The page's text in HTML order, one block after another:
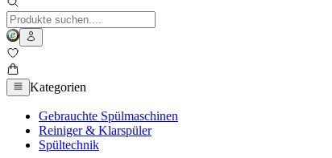
Kategorien
Gebrauchte Spülmaschinen
Reiniger & Klarspüler
Spültechnik